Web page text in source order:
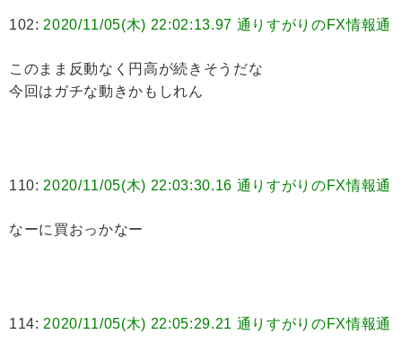
102: 2020/11/05(木) 22:02:13.97 通りすがりのFX情報通
このまま反動なく円高が続きそうだな
今回はガチな動きかもしれん
110: 2020/11/05(木) 22:03:30.16 通りすがりのFX情報通
なーに買おっかなー
114: 2020/11/05(木) 22:05:29.21 通りすがりのFX情報通